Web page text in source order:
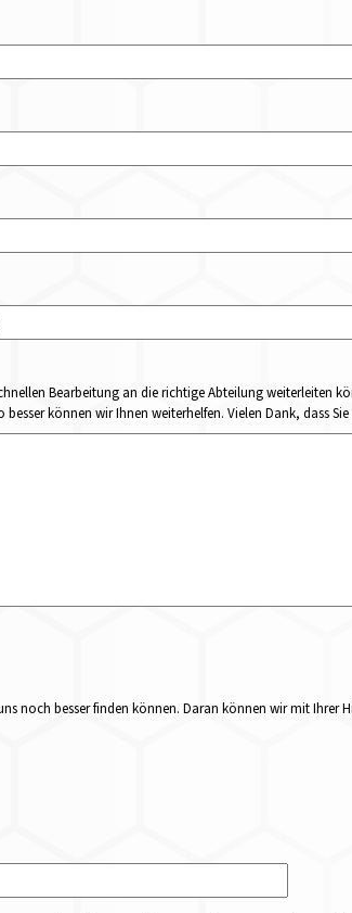
Bearbeitung an die richtige Abteilung weiterleiten
können wir Ihnen weiterhelfen. Vielen Dank, dass
noch besser finden können. Daran können wir mit Ihrer